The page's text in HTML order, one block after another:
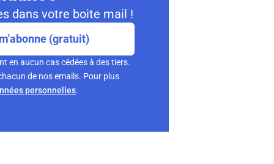
dans votre boite mail !
(gratuit)
en aucun cas cédées à des tiers.
de nos emails. Pour plus
personnelles.